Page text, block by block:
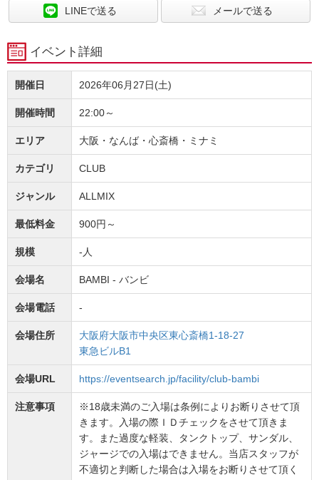
LINEで送る メールで送る
イベント詳細
開催日 2026年06月27日(土)
開催時間 22:00～
エリア 大阪・なんば・心斎橋・ミナミ
カテゴリ CLUB
ジャンル ALLMIX
最低料金 900円～
規模 -人
会場名 BAMBI - バンビ
会場電話 -
会場住所
大阪府大阪市中央区東心斎橋1-18-27
東急ビルB1
会場URL https://eventsearch.jp/facility/club-bambi
注意事項
※18歳未満のご入場は条例によりお断りさせて頂
きます。入場の際ＩＤチェックをさせて頂きま
す。また過度な軽装、タンクトップ、サンダル、
ジャージでの入場はできません。当店スタッフが
不適切と判断した場合は入場をお断りさせて頂く